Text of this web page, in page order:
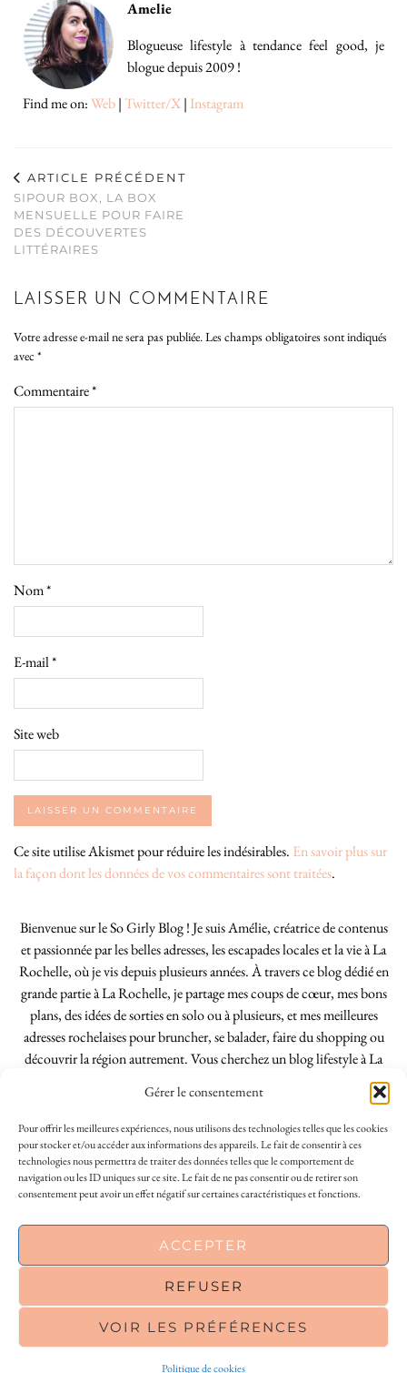
This site uses cookies to deliver its services
agree to its use of cookies. Learn more
OK
Gérer le consentement
Pour offrir les meilleures expériences, nous utilisons des technologies telles que les cookies
pour stocker et/ou accéder aux informations des appareils. Le fait de consentir à ces
technologies nous permettra de traiter des données telles que le comportement de
navigation ou les ID uniques sur ce site. Le fait de ne pas consentir ou de retirer son
consentement peut avoir un effet négatif sur certaines caractéristiques et fonctions.
ACCEPTER
REFUSER
VOIR LES PRÉFÉRENCES
Politique de cookies
Amelie
Blogueuse lifestyle à tendance feel good, je
blogue depuis 2009 !
Find me on:Web|Twitter/X| Instagram
ARTICLE PRÉCÉDENT
SIPOUR BOX, LA BOX
MENSUELLE POUR FAIRE
DES DÉCOUVERTES
LITTÉRAIRES
LAISSER UN COMMENTAIRE
Votre adresse e-mail ne sera pas publiée.Les champs obligatoires sont indiqués
avec *
Commentaire*
Nom*
E-mail*
Site web
Ce site utilise Akismet pour réduire les indésirables. En savoir plus sur
la façon dont les données de vos commentaires sont traitées.
Bienvenue sur le So Girly Blog ! Je suis Amélie, créatrice de contenus
et passionnée par les belles adresses, les escapades locales et la vie à La
Rochelle, où je vis depuis plusieurs années. À travers ce blog dédié en
grande partie à La Rochelle, je partage mes coups de cœur, mes bons
plans, des idées de sorties en solo ou à plusieurs, et mes meilleures
adresses rochelaises pour bruncher, se balader, faire du shopping ou
découvrir la région autrement. Vous cherchez un blog lifestyle à La
Rochelle, tenu par une locale ? Vous êtes au bon endroit. Que vous
soyez Rochelais·e ou de passage dans notre belle ville, j’espère que mes
articles vous aideront à profiter de La Rochelle comme un·e vrai·e
initié·e. !
© 2026LE SO GIRLY BLOG